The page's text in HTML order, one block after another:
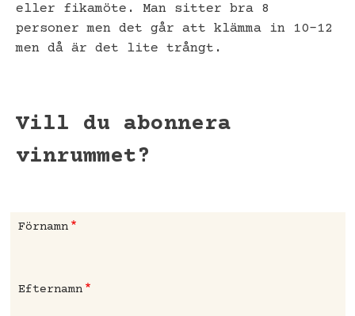
eller fikamöte. Man sitter bra 8
personer men det går att klämma in 10-12
men då är det lite trångt.
Vill du abonnera
vinrummet?
Förnamn
Efternamn